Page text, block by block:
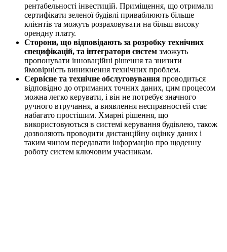
рентабельності інвестицій. Приміщення, що отримали
сертифікати зеленої будівлі приваблюють більше
клієнтів та можуть розраховувати на більш високу
орендну плату.
Сторони, що відповідають за розробку технічних
специфікацій, та інтегратори систем зможуть
пропонувати інноваційні рішення та знизити
ймовірність виникнення технічних проблем.
Сервісне та технічне обслуговування проводиться
відповідно до отриманих точних даних, цим процесом
можна легко керувати, і він не потребує значного
ручного втручання, а виявлення несправностей стає
набагато простішим. Хмарні рішення, що
використовуються в системі керування будівлею, також
дозволяють проводити дистанційну оцінку даних і
таким чином передавати інформацію про щоденну
роботу систем ключовим учасникам.